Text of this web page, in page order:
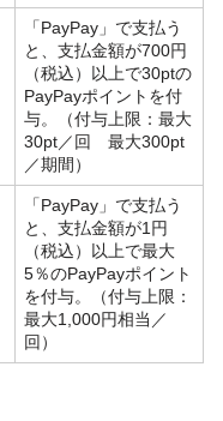
「PayPay」で支払う
と、支払金額が700円
（税込）以上で30ptの
PayPayポイントを付
与。（付与上限：最大
30pt／回 最大300pt
／期間）
「PayPay」で支払う
と、支払金額が1円
（税込）以上で最大
5％のPayPayポイント
を付与。（付与上限：
最大1,000円相当／
回）